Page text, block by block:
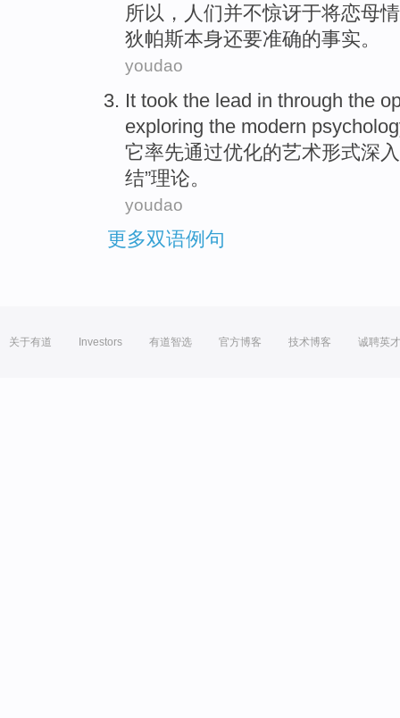
所以 ，人们并不惊讶于将恋母
狄帕斯本身还要准确的事实。
youdao
It took the lead in through the
exploring the modern
它率先通过优化的艺术形式深
结”理论。
youdao
更多双语例句
关于有道 Investors 有道智选 官方博客 技术博客 诚聘英才